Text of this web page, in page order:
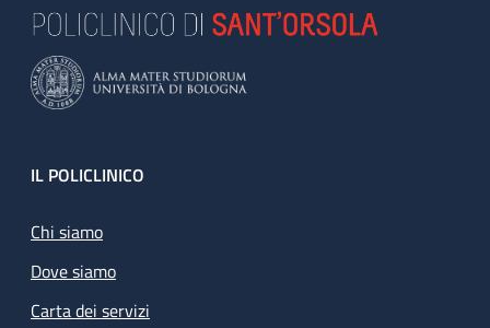
Footer
IL POLICLINICO
Chi siamo
Dove siamo
Carta dei servizi